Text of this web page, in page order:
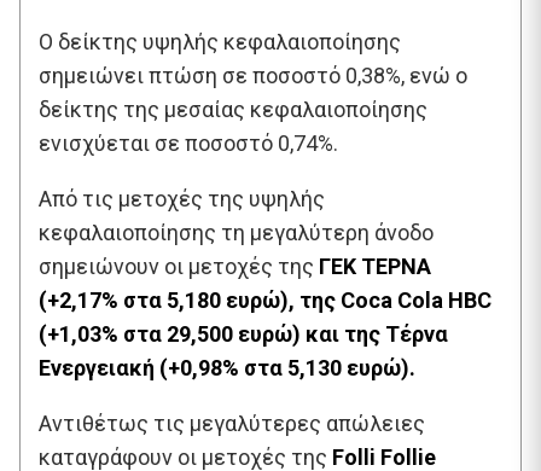
Ο δείκτης υψηλής κεφαλαιοποίησης
σημειώνει πτώση σε ποσοστό 0,38%, ενώ ο
δείκτης της μεσαίας κεφαλαιοποίησης
ενισχύεται σε ποσοστό 0,74%.
Από τις μετοχές της υψηλής
κεφαλαιοποίησης τη μεγαλύτερη άνοδο
σημειώνουν οι μετοχές της ΓΕΚ ΤΕΡΝΑ
(+2,17% στα 5,180 ευρώ), της Coca Cola HΒC
(+1,03% στα 29,500 ευρώ) και της Τέρνα
Ενεργειακή (+0,98% στα 5,130 ευρώ).
Αντιθέτως τις μεγαλύτερες απώλειες
καταγράφουν οι μετοχές της Folli Follie